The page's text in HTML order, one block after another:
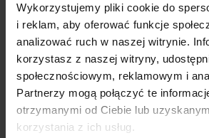
Wykorzystujemy pliki cookie do
i reklam, aby oferować funkcje
analizować ruch w naszej witrynie.
korzystasz z naszej witryny,
społecznościowym, reklamowym i
Partnerzy mogą połączyć te
otrzymanymi od Ciebie lub
korzystania z ich usług.
Podstawą jest harmonia
suknią, aby stworzyć spójną i
całość.
Harmonia Biżuterii
Motywem i
Wesela